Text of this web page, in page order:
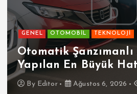
GENEL OTOMOBİL TEKNOLOJİ
Otomatik
Yapılan En Büyük
By Editor Ağustos 6, 2026